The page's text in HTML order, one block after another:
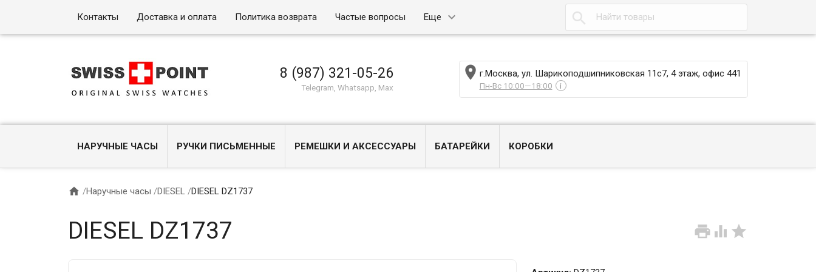
Контакты Доставка и оплата Политика возврата Частые вопросы Еще 
8 (987) 321-05-26
Telegram, Whatsapp, Max
 г.Москва, ул. Шарикоподшипниковская 11с7, 4 этаж, офис 441
Пн-Вс 10:00—18:00 i
НАРУЧНЫЕ ЧАСЫ РУЧКИ ПИСЬМЕННЫЕ РЕМЕШКИ И АКСЕССУАРЫ БАТАРЕЙКИ КОРОБКИ
 /Наручные часы /DIESEL /DIESEL DZ1737
  
DIESEL DZ1737